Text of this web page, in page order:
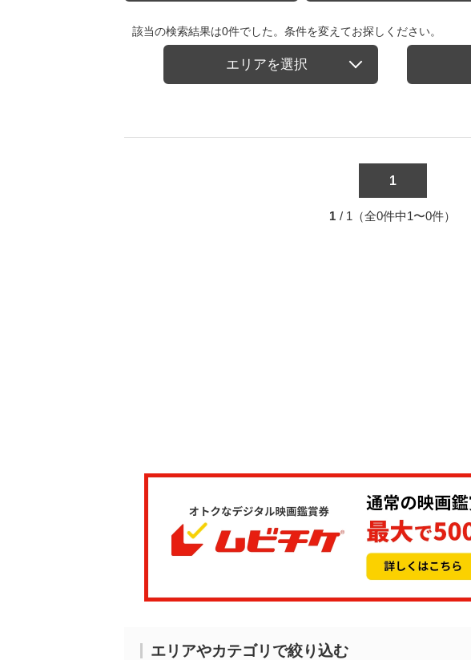
該当の検索結果は0件でした。条件を変えてお探しください。
エリアを選択
1
1 / 1（全0件中1〜0件）
エリアやカテゴリで絞り込む